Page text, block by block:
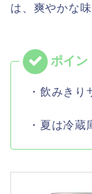
は、爽やかな
・飲みきり
・夏は冷蔵